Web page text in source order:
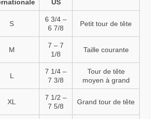
US
S
6 3/4 –
6 7/8
Petit tour de tête
M
7 – 7
1/8
Taille courante
L
7 1/4 –
7 3/8
Tour de tête
moyen à grand
XL
7 1/2 –
7 5/8
Grand tour de tête